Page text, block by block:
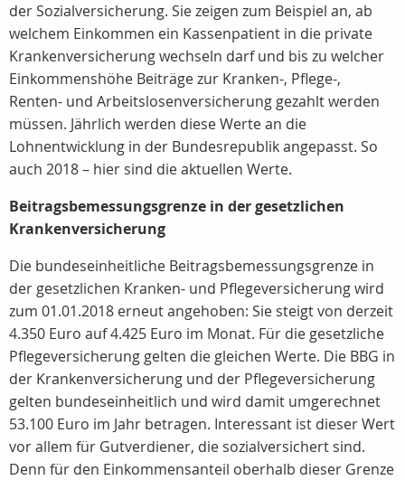
der Sozialversicherung. Sie zeigen zum Beispiel an, ab
welchem Einkommen ein Kassenpatient in die private
Krankenversicherung wechseln darf und bis zu welcher
Einkommenshöhe Beiträge zur Kranken-, Pflege-,
Renten- und Arbeitslosenversicherung gezahlt werden
müssen. Jährlich werden diese Werte an die
Lohnentwicklung in der Bundesrepublik angepasst. So
auch 2018 – hier sind die aktuellen Werte.
Beitragsbemessungsgrenze in der gesetzlichen
Krankenversicherung
Die bundeseinheitliche Beitragsbemessungsgrenze in
der gesetzlichen Kranken- und Pflegeversicherung wird
zum 01.01.2018 erneut angehoben: Sie steigt von derzeit
4.350 Euro auf 4.425 Euro im Monat. Für die gesetzliche
Pflegeversicherung gelten die gleichen Werte. Die BBG in
der Krankenversicherung und der Pflegeversicherung
gelten bundeseinheitlich und wird damit umgerechnet
53.100 Euro im Jahr betragen. Interessant ist dieser Wert
vor allem für Gutverdiener, die sozialversichert sind.
Denn für den Einkommensanteil oberhalb dieser Grenze